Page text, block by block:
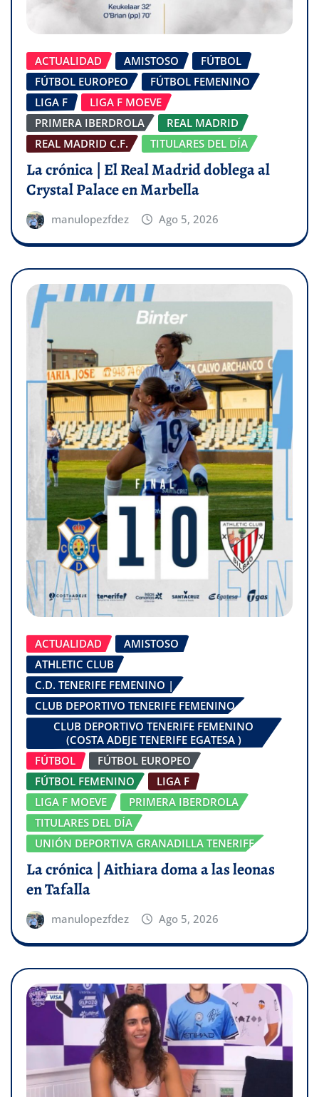
ACTUALIDAD AMISTOSO
FÚTBOL
FÚTBOL EUROPEO
FÚTBOL FEMENINO
LIGA F
LIGA F MOEVE
PRIMERA IBERDROLA
REAL MADRID
REAL MADRID C.F.
TITULARES DEL DÍA
La crónica | El Real Madrid doblega al
Crystal Palace en Marbella
manulopezfdez Ago 5, 2026
ACTUALIDAD
AMISTOSO
ATHLETIC CLUB
C.D. TENERIFE FEMENINO |
CLUB DEPORTIVO TENERIFE FEMENINO
CLUB DEPORTIVO TENERIFE FEMENINO
(COSTA ADEJE TENERIFE EGATESA )
FÚTBOL
FÚTBOL EUROPEO
FÚTBOL FEMENINO
LIGA F
LIGA F MOEVE
PRIMERA IBERDROLA
TITULARES DEL DÍA
UNIÓN DEPORTIVA GRANADILLA TENERIFE
La crónica | Aithiara doma a las leonas
en Tafalla
manulopezfdez Ago 5, 2026